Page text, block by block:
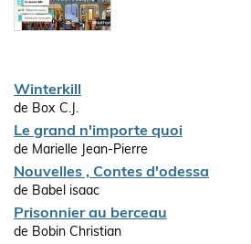
Winterkill
de Box C.J.
Le grand n'importe quoi
de Marielle Jean-Pierre
Nouvelles , Contes d'odessa
de Babel isaac
Prisonnier au berceau
de Bobin Christian